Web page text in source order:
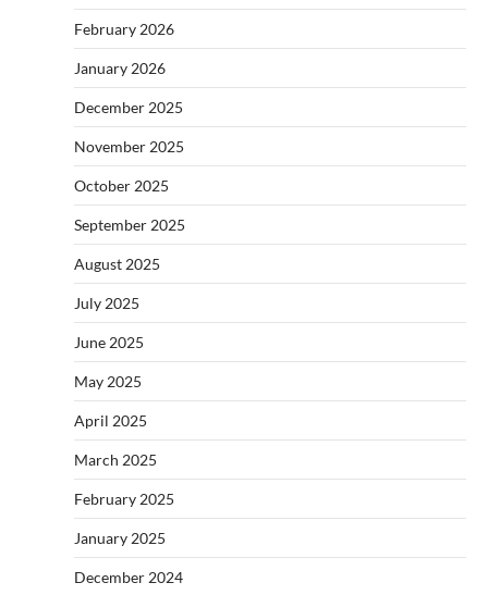
February 2026
January 2026
December 2025
November 2025
October 2025
September 2025
August 2025
July 2025
June 2025
May 2025
April 2025
March 2025
February 2025
January 2025
December 2024